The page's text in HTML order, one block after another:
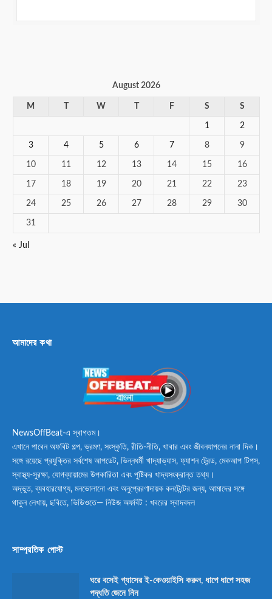
August 2026
M W F S S
1 2
3 4 5 6 7 8 9
10 11 12 13 14 15 16
17 18 19 20 21 22 23
24 25 26 27 28 29 30
31
« Jul
আমাদের কথা
NewsOffBeat-এ স্বাগতম।
এখানে পাবেন অফবিট গল্প, ভ্রমণ, সংস্কৃতি, রীতি-নীতি, খাবার এবং জীবনযাপনের নানা দিক।
সঙ্গে রয়েছে প্রযুক্তির সর্বশেষ আপডেট, ভিন্নধর্মী খাদ্যাভ্যাস, ফ্যাশন ট্রেন্ড, মেকআপ টিপস,
স্বাস্থ্য-সুরক্ষা, যোগব্যায়ামের উপকারিতা এবং পুষ্টিকর খাদ্যসংক্রান্ত তথ্য।
অদ্ভুত, ব্যবহারযোগ্য, মনভোলানো এবং অনুপ্রেরণাদায়ক কনটেন্টের জন্য, আমাদের সঙ্গে
থাকুন লেখায়, ছবিতে, ভিডিওতে— নিউজ অফবিট : খবরের স্বাদবদল
সাম্প্রতিক পোস্ট
ঘরে বসেই গ্যাসের ই-কেওয়াইসি করুন, ধাপে ধাপে সহজ
পদ্ধতি জেনে নিন